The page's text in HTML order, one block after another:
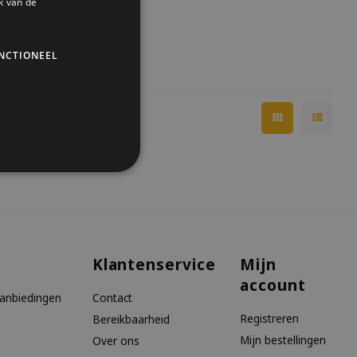
Klantenservice
Contact
Bereikbaarheid
Over ons
Mijn
account
Registreren
Mijn bestellingen